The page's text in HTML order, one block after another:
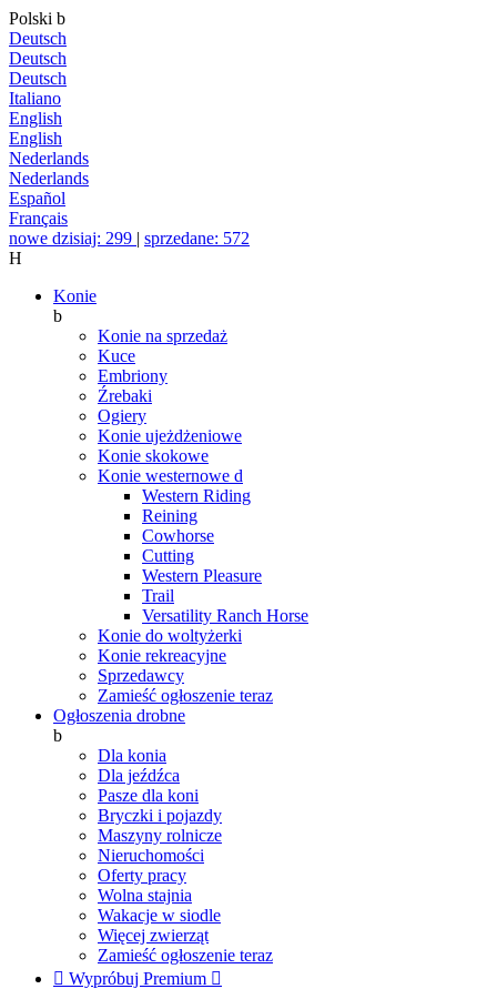
Polski b
Deutsch
Deutsch
Deutsch
Italiano
English
English
Nederlands
Nederlands
Español
Français
nowe dzisiaj: 299 | sprzedane: 572
H
Konie
b
Konie na sprzedaż
Kuce
Embriony
Źrebaki
Ogiery
Konie ujeżdżeniowe
Konie skokowe
Konie westernowe d
Western Riding
Reining
Cowhorse
Cutting
Western Pleasure
Trail
Versatility Ranch Horse
Konie do woltyżerki
Konie rekreacyjne
Sprzedawcy
Zamieść ogłoszenie teraz
Ogłoszenia drobne
b
Dla konia
Dla jeźdźca
Pasze dla koni
Bryczki i pojazdy
Maszyny rolnicze
Nieruchomości
Oferty pracy
Wolna stajnia
Wakacje w siodle
Więcej zwierząt
Zamieść ogłoszenie teraz
 Wypróbuj Premium 